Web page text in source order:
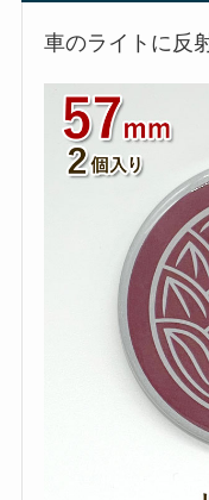
車のライトに反